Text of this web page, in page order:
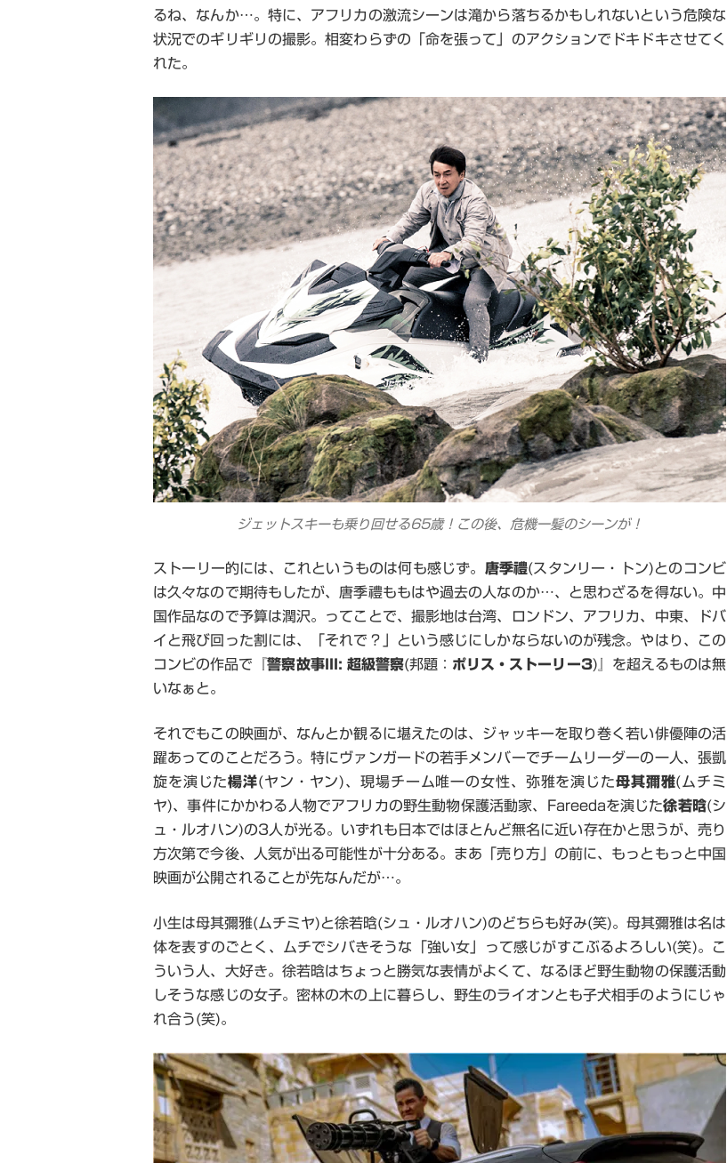
るね、なんか…。特に、アフリカの激流シーンは滝から落ちるかもしれないという危険な
状況でのギリギリの撮影。相変わらずの「命を張って」のアクションでドキドキさせてく
れた。
ジェットスキーも乗り回せる65歳！この後、危機一髪のシーンが！
ストーリー的には、これというものは何も感じず。 唐季禮(スタンリー・トン)とのコンビ
は久々なので期待もしたが、唐季禮ももはや過去の人なのか…、と思わざるを得ない。中
国作品なので予算は潤沢。ってことで、撮影地は台湾、ロンドン、アフリカ、中東、ドバ
イと飛び回った割には、「それで？」という感じにしかならないのが残念。やはり、この
コンビの作品で『警察故事III: 超級警察(邦題： ポリス・ストーリー3)』を超えるものは無
いなぁと。
それでもこの映画が、なんとか観るに堪えたのは、ジャッキーを取り巻く若い俳優陣の活
躍あってのことだろう。特にヴァンガードの若手メンバーでチームリーダーの一人、張凱
旋を演じた楊洋(ヤン・ヤン)、現場チーム唯一の女性、弥雅を演じた母其彌雅(ムチミ
ヤ)、事件にかかわる人物でアフリカの野生動物保護活動家、Fareedaを演じた徐若晗(シ
ュ・ルオハン)の3人が光る。いずれも日本ではほとんど無名に近い存在かと思うが、売り
方次第で今後、人気が出る可能性が十分ある。まあ「売り方」の前に、もっともっと中国
映画が公開されることが先なんだが…。
小生は母其彌雅(ムチミヤ)と徐若晗(シュ・ルオハン)のどちらも好み(笑)。母其彌雅は名は
体を表すのごとく、ムチでシバきそうな「強い女」って感じがすこぶるよろしい(笑)。こ
ういう人、大好き。徐若晗はちょっと勝気な表情がよくて、なるほど野生動物の保護活動
しそうな感じの女子。密林の木の上に暮らし、野生のライオンとも子犬相手のようにじゃ
れ合う(笑)。